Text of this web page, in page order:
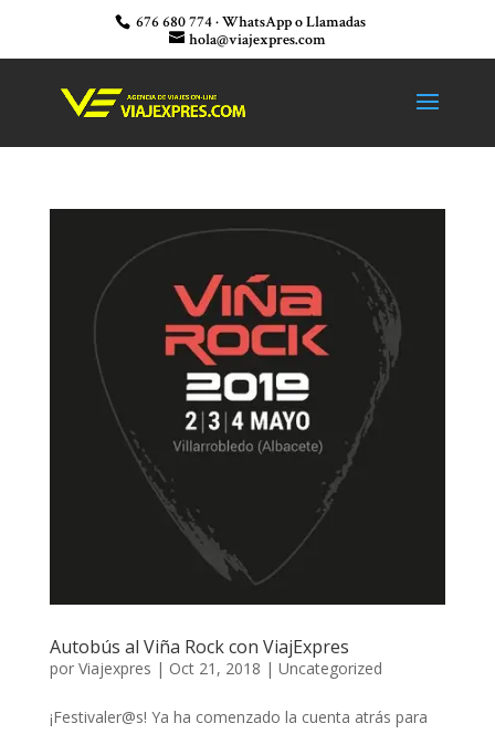
676 680 774 · WhatsApp o Llamadas
hola@viajexpres.com
Autobús al Viña Rock con ViajExpres
por Viajexpres | Oct 21, 2018 | Uncategorized
¡Festivaler@s! Ya ha comenzado la cuenta atrás para